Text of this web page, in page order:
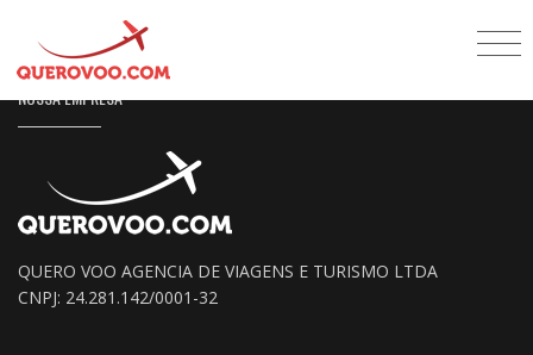
NOSSA EMPRESA
QUERO VOO AGENCIA DE VIAGENS E TURISMO LTDA
CNPJ: 24.281.142/0001-32